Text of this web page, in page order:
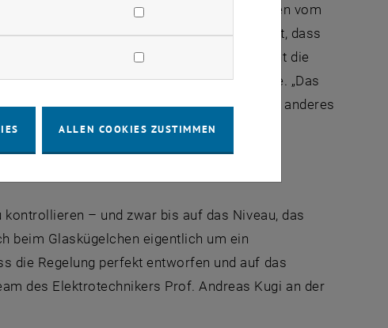
werden. Die Atome des Kügelchens werden vom
hundert Grad Celsius. Das bedeutet, dass
Im Experiment untersuchte man aber nicht die
Wackeln des Kügelchens in einer Laserfalle. „Das
eines Pendels in der Pendeluhr etwas anderes
Aspelmeyer.
– und zwar bis auf das Niveau, das
beim Glaskügelchen eigentlich um ein
die Regelung perfekt entworfen und auf das
des Elektrotechnikers Prof. Andreas Kugi an der
ALLEN COOKIES ZUSTIMMEN